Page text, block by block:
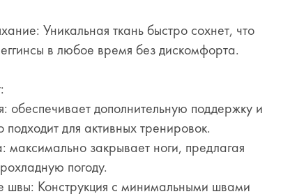
Уникальная ткань быстро сохнет, что
в любое время без дискомфорта.
дополнительную поддержку и
для активных тренировок.
закрывает ноги, предлагая
погоду.
Конструкция с минимальными швами